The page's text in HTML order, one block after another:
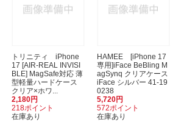
トリニティ iPhone
17 [AIR-REAL INVISI
BLE] MagSafe対応 薄
型軽量ハードケース
クリア×ホワ...
2,180円
218ポイント
在庫あり
HAMEE [iPhone 17
専用]iFace BeBling M
agSynq クリアケース
iFace シルバー 41-19
0238
5,720円
572ポイント
在庫あり